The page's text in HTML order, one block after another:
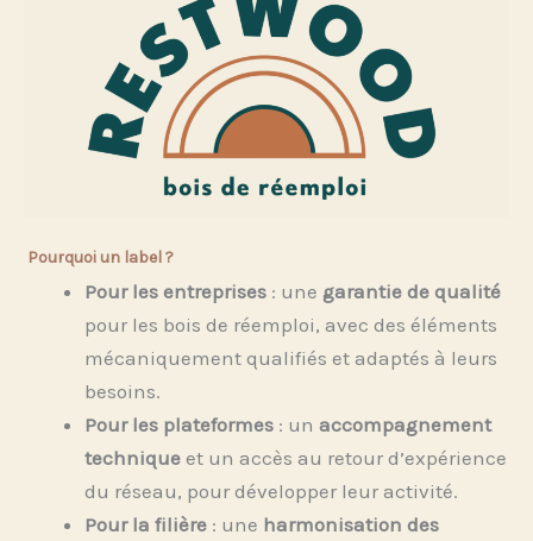
Pourquoi un label ?
Pour les entreprises : une garantie de qualité
pour les bois de réemploi, avec des éléments
mécaniquement qualifiés et adaptés à leurs
besoins.
Pour les plateformes : un accompagnement
technique et un accès au retour d’expérience
du réseau, pour développer leur activité.
Pour la filière : une harmonisation des